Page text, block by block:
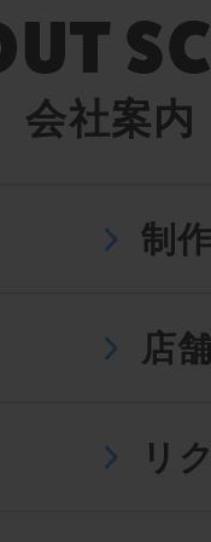
会社案内
制
店
リ